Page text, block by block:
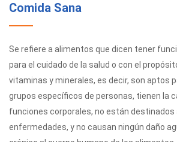
Comida Sana
Se refiere a alimentos que dicen tener
para el cuidado de la salud o con el
vitaminas y minerales, es decir, son aptos
grupos específicos de personas, tienen la
funciones corporales, no están
enfermedades, y no causan ningún daño